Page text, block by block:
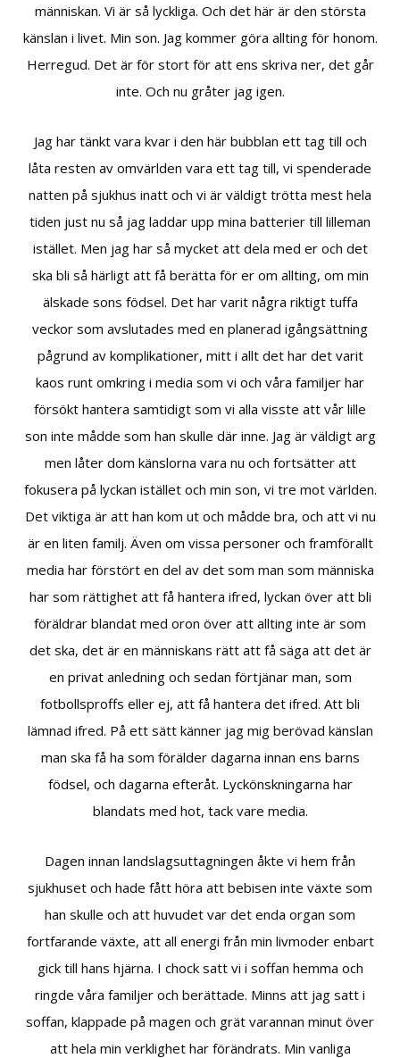
människan. Vi är så lyckliga. Och det här är den största
känslan i livet. Min son. Jag kommer göra allting för honom.
Herregud. Det är för stort för att ens skriva ner, det går
inte. Och nu gråter jag igen.
Jag har tänkt vara kvar i den här bubblan ett tag till och
låta resten av omvärlden vara ett tag till, vi spenderade
natten på sjukhus inatt och vi är väldigt trötta mest hela
tiden just nu så jag laddar upp mina batterier till lilleman
istället. Men jag har så mycket att dela med er och det
ska bli så härligt att få berätta för er om allting, om min
älskade sons födsel. Det har varit några riktigt tuffa
veckor som avslutades med en planerad igångsättning
pågrund av komplikationer, mitt i allt det har det varit
kaos runt omkring i media som vi och våra familjer har
försökt hantera samtidigt som vi alla visste att vår lille
son inte mådde som han skulle där inne. Jag är väldigt arg
men låter dom känslorna vara nu och fortsätter att
fokusera på lyckan istället och min son, vi tre mot världen.
Det viktiga är att han kom ut och mådde bra, och att vi nu
är en liten familj. Även om vissa personer och framförallt
media har förstört en del av det som man som människa
har som rättighet att få hantera ifred, lyckan över att bli
föräldrar blandat med oron över att allting inte är som
det ska, det är en människans rätt att få säga att det är
en privat anledning och sedan förtjänar man, som
fotbollsproffs eller ej, att få hantera det ifred. Att bli
lämnad ifred. På ett sätt känner jag mig berövad känslan
man ska få ha som förälder dagarna innan ens barns
födsel, och dagarna efteråt. Lyckönskningarna har
blandats med hot, tack vare media.
Dagen innan landslagsuttagningen åkte vi hem från
sjukhuset och hade fått höra att bebisen inte växte som
han skulle och att huvudet var det enda organ som
fortfarande växte, att all energi från min livmoder enbart
gick till hans hjärna. I chock satt vi i soffan hemma och
ringde våra familjer och berättade. Minns att jag satt i
soffan, klappade på magen och grät varannan minut över
att hela min verklighet har förändrats. Min vanliga